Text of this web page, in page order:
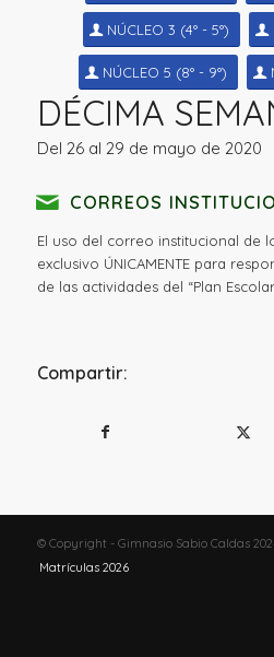
NÚCLEO 3 (4° - 5°)
NÚCLEO 5 (8° - 9°)
DÉCIMA
Del 26 al 29 de mayo de 2020
CORREOS
El uso del correo institucional de
exclusivo ÚNICAMENTE para
de las actividades del “Plan
Compartir:
© Copyright - Gimnasio Sabio Caldas
Matrículas 2026